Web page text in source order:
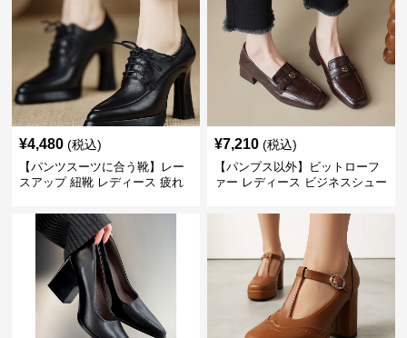
¥4,480 (税込)
【パンツスーツに合う靴】レー
スアップ 紐靴 レディース 疲れ
ビジネスシューズ
¥7,210 (税込)
【パンプス以外】ビットローフ
ァー レディース ビジネスシュー
トゥ 疲れない スーツ